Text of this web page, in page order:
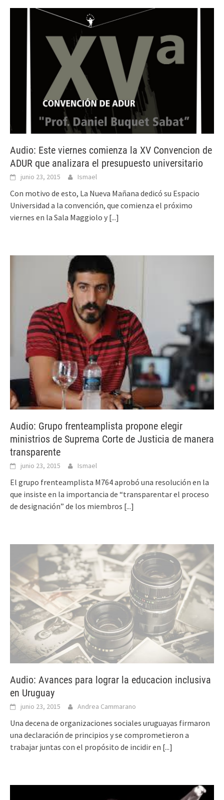
Audio: Este viernes comienza la XV Convencion de
ADUR que analizara el presupuesto universitario
junio 23, 2015 Ismael
Con motivo de esto, La Nueva Mañana dedicó su Espacio
Universidad a la convención, que comienza el próximo
viernes en la Sala Maggiolo y [...]
Audio: Grupo frenteamplista propone elegir
ministrios de Suprema Corte de Justicia de manera
transparente
junio 23, 2015 Ismael
El grupo frenteamplista M764 aprobó una resolución en la
que insiste en la importancia de “transparentar el proceso
de designación” de los miembros [...]
Audio: Avances para lograr la educacion inclusiva
en Uruguay
junio 23, 2015 Andrea Cammarano
Una decena de organizaciones sociales uruguayas firmaron
una declaración de principios y se comprometieron a
trabajar juntas con el propósito de incidir en [...]